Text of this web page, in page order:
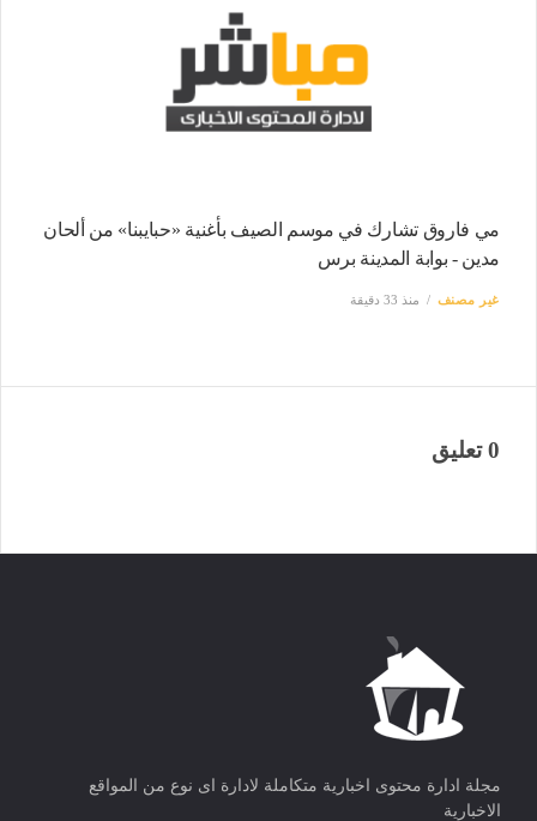
مي فاروق تشارك في موسم الصيف بأغنية «حبايبنا» من ألحان
مدين - بوابة المدينة برس
غير مصنف منذ 33 دقيقة
0 تعليق
مجلة ادارة محتوى اخبارية متكاملة لادارة اى نوع من المواقع
الاخبارية